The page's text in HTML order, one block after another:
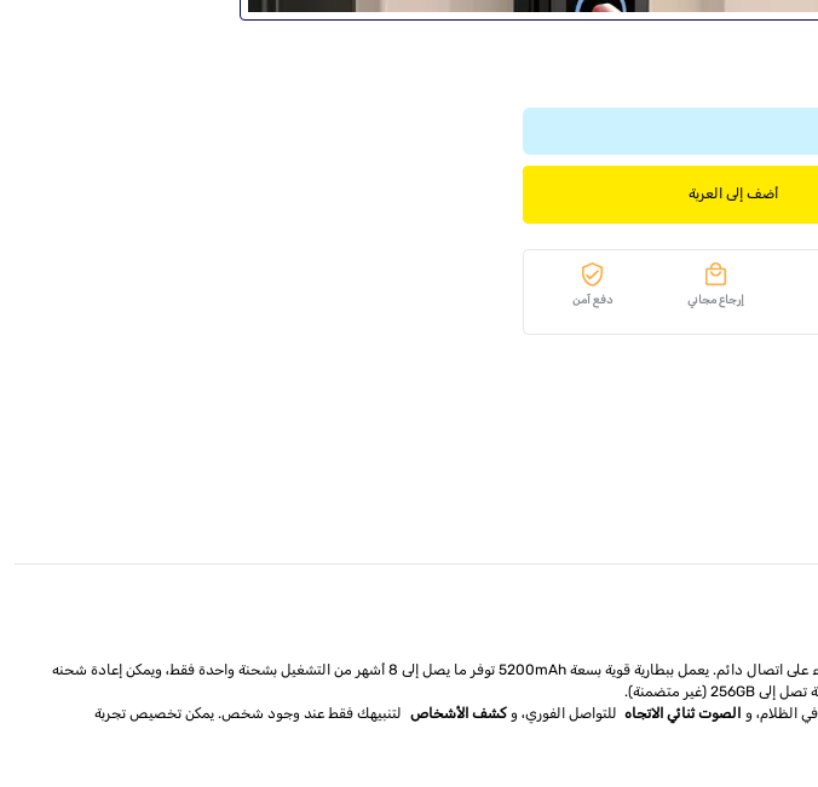
أضف إلى العربة
إرجاع مجاني دفع آمن
بين أحدث تقنيات الأمان وسهولة الاستخدام، ليضمن حماية منزلك والبقاء على اتصال دائم. يعمل ببطارية قوية بسعة 5200mAh توفر ما يصل إلى 8 أشهر من التشغيل بشحنة واحدة فقط، ويمكن إعادة شحنه
الظلام، و الصوت ثنائي الاتجاه للتواصل الفوري، و كشف الأشخاص لتنبيهك فقط عند وجود شخص. يمكن تخصيص تجربة